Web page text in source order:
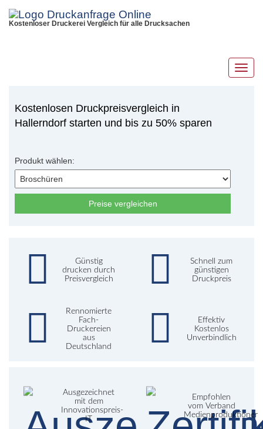
Kostenloser Druckerei Vergleich für alle Drucksachen
Kostenlosen Druckpreisvergleich in
Hallerndorf starten und bis zu 50% sparen
Produkt wählen:
Preise vergleichen
Günstig
drucken durch
Preisvergleich
Schnell zum
günstigen
Druckpreis
Rennomierte
Fach-
Druckereien
aus
Deutschland
Effektiv
Kostenlos
Unverbindlich
Ausgezeichnet
mit dem
Innovationspreis-
IT
Empfohlen
vom Verband
Medienproduktioner